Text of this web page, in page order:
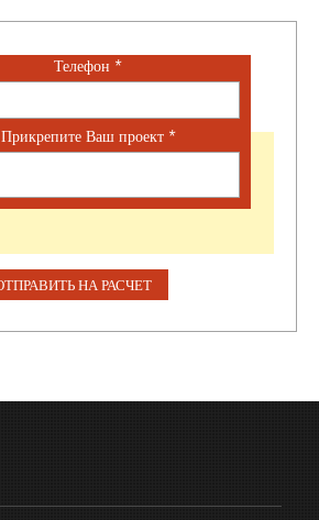
Телефон *
Прикрепите Ваш проект *